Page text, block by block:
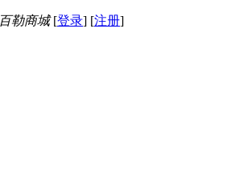
百勒商城[登录] [注册]